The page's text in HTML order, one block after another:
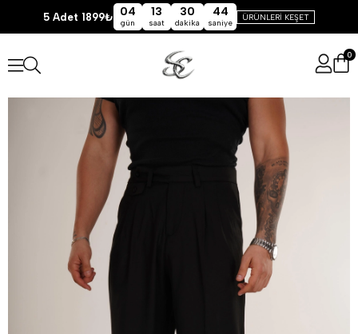
5 Adet 1899₺ 04
gün
13
saat
30
dakika
43
saniye
ÜRÜNLERİ KEŞET
0